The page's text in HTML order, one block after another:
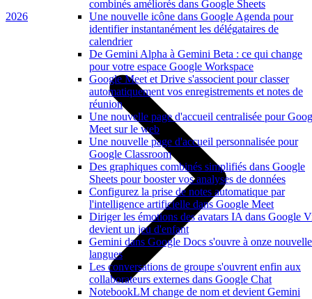
combinés améliorés dans Google Sheets
Une nouvelle icône dans Google Agenda pour
identifier instantanément les délégataires de
calendrier
De Gemini Alpha à Gemini Beta : ce qui change
pour votre espace Google Workspace
Google Meet et Drive s'associent pour classer
automatiquement vos enregistrements et notes de
réunion
Une nouvelle page d'accueil centralisée pour
Meet sur le web
Une nouvelle page d'accueil personnalisée pour
Google Classroom
Des graphiques combinés simplifiés dans Google
Sheets pour booster vos analyses de données
Configurez la prise de notes automatique par
l'intelligence artificielle dans Google Meet
Diriger les émotions des avatars IA dans Google
devient un jeu d'enfant
Gemini dans Google Docs s'ouvre à onze
langues
Les conversations de groupe s'ouvrent enfin aux
collaborateurs externes dans Google Chat
NotebookLM change de nom et devient Gemini
2026